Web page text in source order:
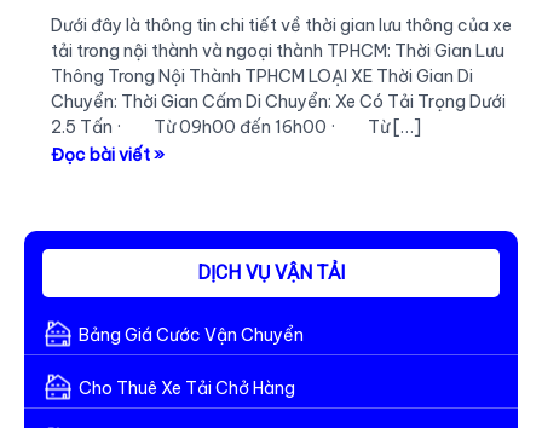
Dưới đây là thông tin chi tiết về thời gian lưu thông của xe
tải trong nội thành và ngoại thành TPHCM: Thời Gian Lưu
Thông Trong Nội Thành TPHCM LOẠI XE Thời Gian Di
Chuyển: Thời Gian Cấm Di Chuyển: Xe Có Tải Trọng Dưới
2.5 Tấn · Từ 09h00 đến 16h00 · Từ […]
CHO
TẢI
HÀNG
2,.4
TẤN
Đọc bài viết »
DỊCH VỤ VẬN TẢI
Bảng Giá Cước Vận Chuyển
Cho Thuê Xe Tải Chở Hàng